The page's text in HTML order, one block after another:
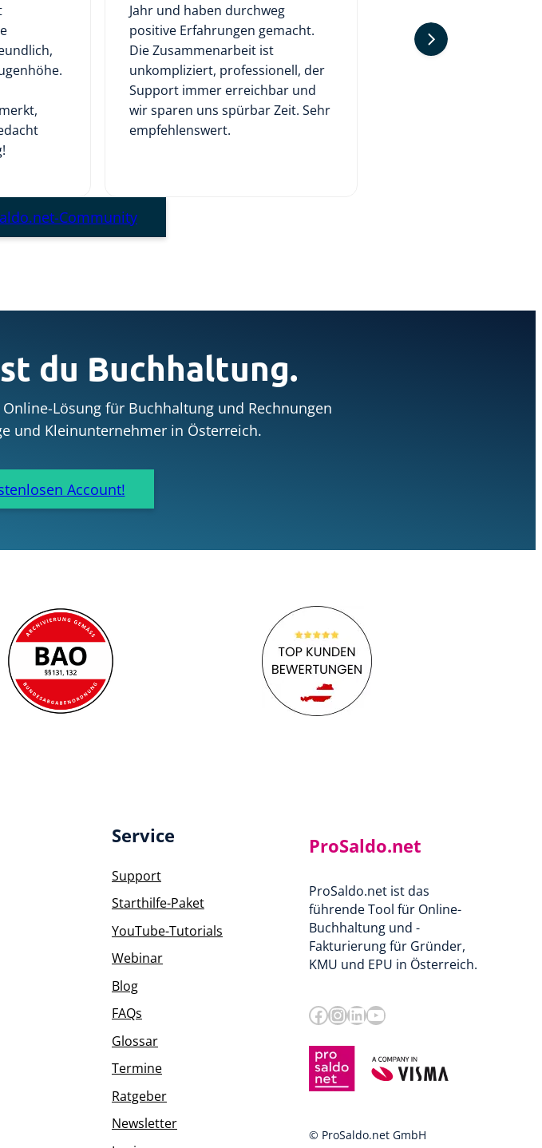
Jahr und haben durchweg
positive Erfahrungen gemacht.
Die Zusammenarbeit ist
unkompliziert, professionell, der
Support immer erreichbar und
wir sparen uns spürbar Zeit. Sehr
empfehlenswert.
meines Vereins und
empfehlen. Wir
Community
du Buchhaltung.
Lösung für Buchhaltung und Rechnungen
und Kleinunternehmer in Österreich.
Account!
Service
Support
Starthilfe-Paket
YouTube-Tutorials
Webinar
Blog
FAQs
Glossar
Termine
Ratgeber
Newsletter
ProSaldo.net
ProSaldo.net ist das
führende Tool für Online-
Buchhaltung und -
Fakturierung für Gründer,
KMU und EPU in Österreich.
Facebook InstagramLinkedIn YouTube
© ProSaldo.net GmbH